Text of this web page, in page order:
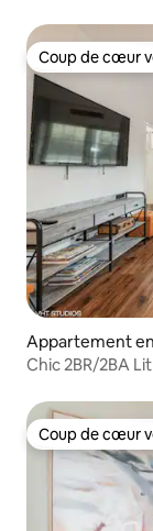
Coup de cœur
Coup de cœur
Appartement
h
Chic 2BR/2BA
Coup de cœur
Coup de cœur